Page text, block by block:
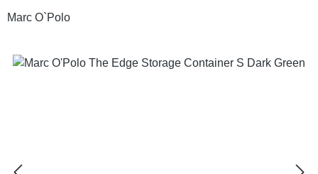
Marc O`Polo
Bildergalerie überspringen